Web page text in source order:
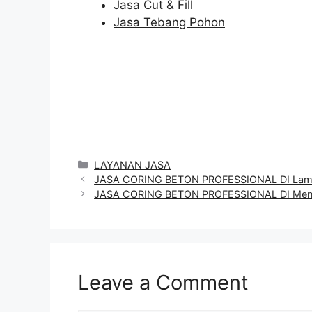
Jasa Cut & Fill
Jasa Tebang Pohon
Categories
LAYANAN JASA
JASA CORING BETON PROFESSIONAL DI
JASA CORING BETON PROFESSIONAL DI
Leave a Comment